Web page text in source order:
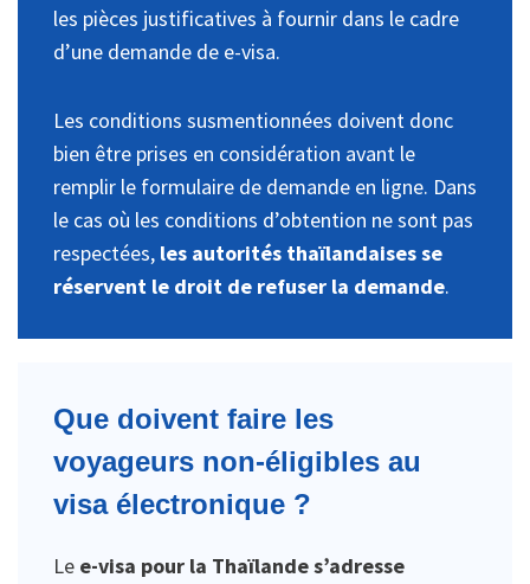
les pièces justificatives à fournir dans le cadre
d’une demande de e-visa.
Les conditions susmentionnées doivent donc
bien être prises en considération avant le
remplir le formulaire de demande en ligne. Dans
le cas où les conditions d’obtention ne sont pas
respectées, les autorités thaïlandaises se
réservent le droit de refuser la demande.
Que doivent faire les
voyageurs non-éligibles au
visa électronique ?
Le e-visa pour la Thaïlande s’adresse